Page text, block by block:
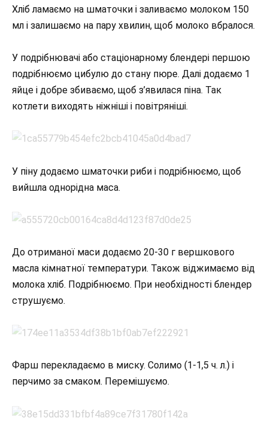
Хліб ламаємо на шматочки і заливаємо молоком 150
мл і залишаємо на пару хвилин, щоб молоко вбралося.
У подрібнювачі або стаціонарному блендері першою
подрібнюємо цибулю до стану пюре. Далі додаємо 1
яйце і добре збиваємо, щоб з’явилася піна. Так
котлети виходять ніжніші і повітряніші.
У піну додаємо шматочки риби і подрібнюємо, щоб
вийшла однорідна маса.
До отриманої маси додаємо 20-30 г вершкового
масла кімнатної температури. Також віджимаємо від
молока хліб. Подрібнюємо. При необхідності блендер
струшуємо.
Фарш перекладаємо в миску. Солимо (1-1,5 ч. л.) і
перчимо за смаком. Перемішуємо.